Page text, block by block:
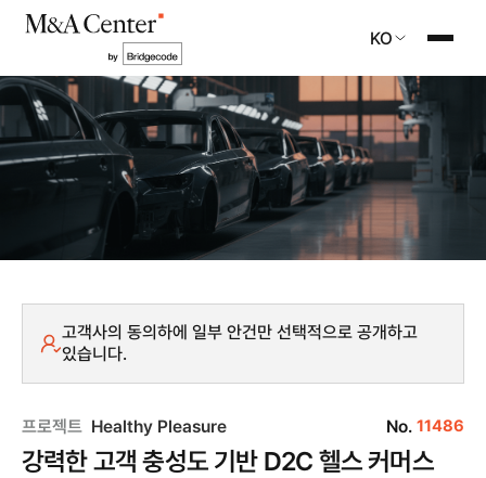
KO
고객사의 동의하에 일부 안건만 선택적으로 공개하고
있습니다.
프로젝트 Healthy Pleasure No. 11486
강력한 고객 충성도 기반 D2C 헬스 커머스